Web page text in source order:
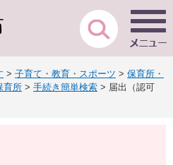
> 子育て・教育・スポーツ > 保育所・
育所 > 手続き簡単検索 > 届出（認可